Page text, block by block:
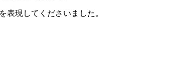
表現してくださいました。